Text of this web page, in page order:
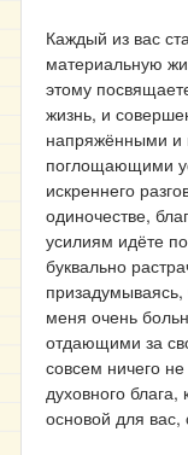
Каждый из вас
материальную
этому
жизнь, и
напряжёнными и
поглощающими
искреннего
одиночестве,
усилиям идёте
буквально
меня очень
отдающими за
совсем ничего
духовного
основой для